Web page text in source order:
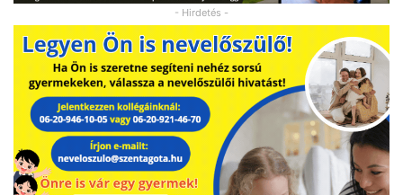
- Hirdetés -